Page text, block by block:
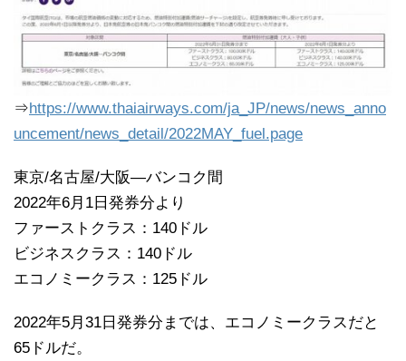
⇒https://www.thaiairways.com/ja_JP/news/news_anno
uncement/news_detail/2022MAY_fuel.page
東京/名古屋/大阪―バンコク間
2022年6月1日発券分より
ファーストクラス：140ドル
ビジネスクラス：140ドル
エコノミークラス：125ドル
2022年5月31日発券分までは、エコノミークラスだと
65ドルだ。